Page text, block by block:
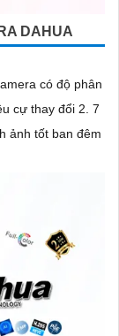
DAHUA
cự thay đổi 2. 7
ảnh tốt ban đêm